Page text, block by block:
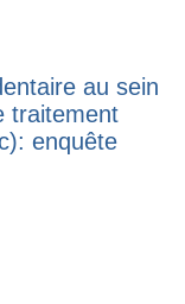
au sein
traitement
enquête